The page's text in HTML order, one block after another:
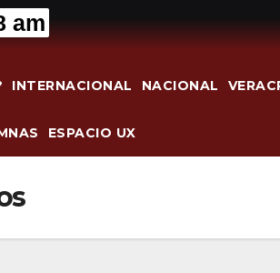
am
INTERNACIONAL NACIONAL
ESPACIO UX